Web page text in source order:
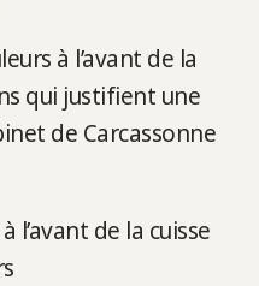
à l’avant de la
qui justifient une
de Carcassonne
l’avant de la cuisse